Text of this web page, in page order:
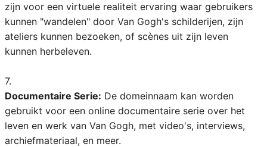
zijn voor een virtuele realiteit ervaring waar gebruikers
kunnen "wandelen" door Van Gogh's schilderijen, zijn
ateliers kunnen bezoeken, of scènes uit zijn leven
kunnen herbeleven.
7.
Documentaire Serie: De domeinnaam kan worden
gebruikt voor een online documentaire serie over het
leven en werk van Van Gogh, met video's, interviews,
archiefmateriaal, en meer.